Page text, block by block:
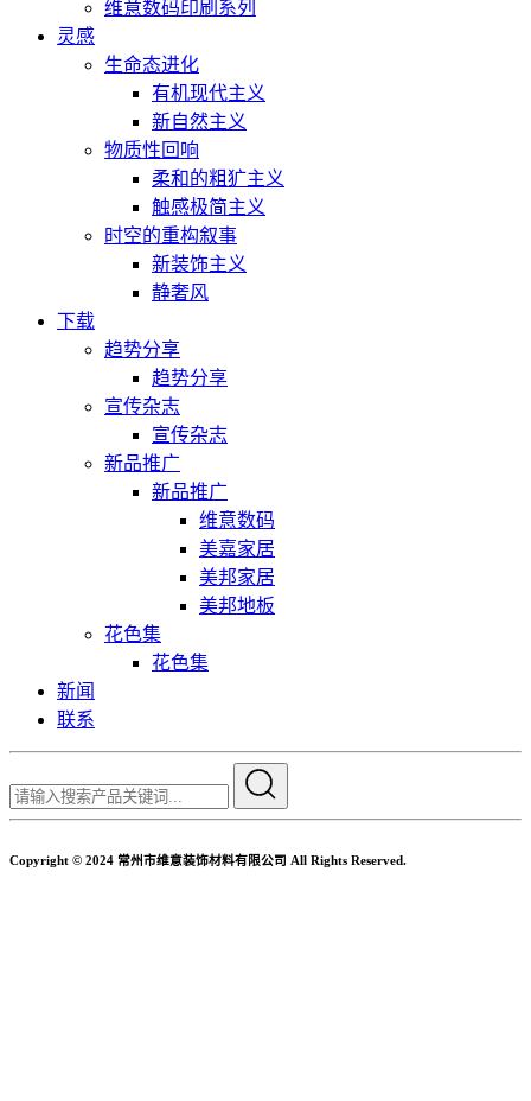
维意数码印刷系列
灵感
生命态进化
有机现代主义
新自然主义
物质性回响
柔和的粗犷主义
触感极简主义
时空的重构叙事
新装饰主义
静奢风
下载
趋势分享
趋势分享
宣传杂志
宣传杂志
新品推广
新品推广
维意数码
美嘉家居
美邦家居
美邦地板
花色集
花色集
新闻
联系
Copyright © 2024 常州市维意装饰材料有限公司 All Rights Reserved.